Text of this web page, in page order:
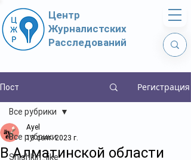
Центр
Журналистских
Расследований
Пост Регистрация
Все рубрики
Shishkin_like
Все рубрики
В Алматинской области
Ayel
13 сент. 2023 г.